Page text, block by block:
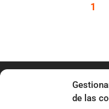
de las
1